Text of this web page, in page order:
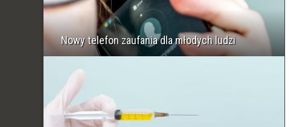
Nowy telefon zaufania dla młodych ludzi